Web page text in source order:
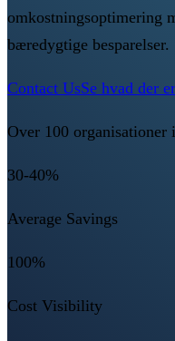
omkostningsoptimering
bæredygtige besparelser.
Contact UsSe hvad der
Over 100 organisationer
30-40%
Average Savings
100%
Cost Visibility